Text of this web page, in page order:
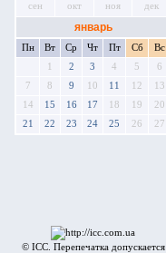
сен окт ноя дек
январь
Пн Вт Ср Чт Пт Сб
Вс
1
2 3 4 5
6
7
8 9 10 11 12
13
14
15 16 17 18 19
20
21
22 23 24 25 26 27
© ICC. Перепечатка допускается